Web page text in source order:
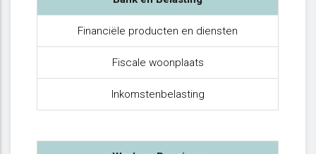
Financiële producten en diensten
Fiscale woonplaats
Inkomstenbelasting